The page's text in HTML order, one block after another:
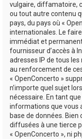
vulgaire, diffamatoire,
ou tout autre contenu
pays, du pays où «
internationales. Le
immédiat et
fournisseur d’accès à
adresses IP de tous
au renforcement de
« OpenConcerto »
n’importe quel sujet
nécessaire. En tant
informations que vous
base de données.
diffusées à une tierce
« OpenConcerto », ni